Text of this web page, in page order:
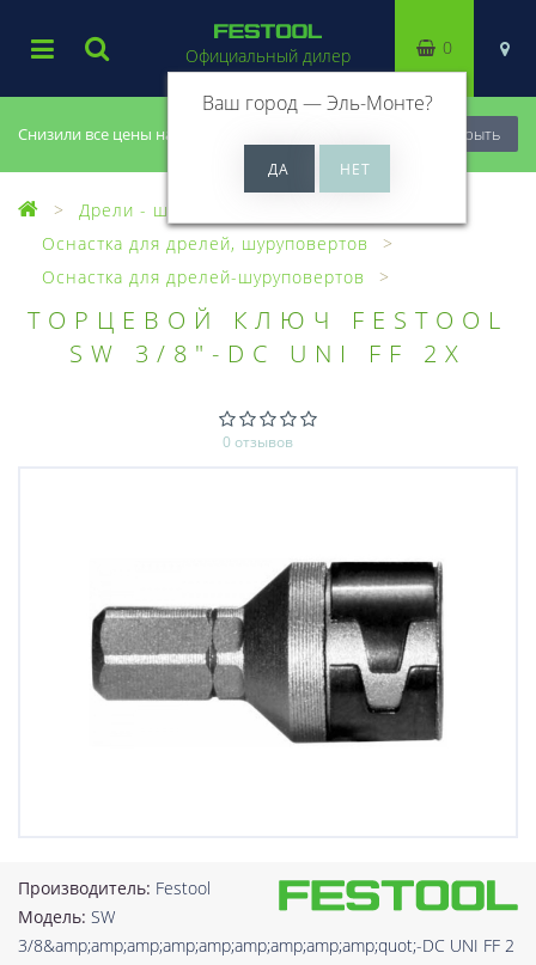
Снизили все цены на 20%, успей купить! Закрыть
Официальный дилер
Ваш город —Эль-Монте?
0
Дрели - шуруповерты
Оснастка для дрелей, шуруповертов
Оснастка для дрелей-шуруповертов
ТОРЦЕВОЙ КЛЮЧ FESTOOL
SW 3/8"-DC UNI FF 2X
0 отзывов
Производитель: Festool
Модель: SW
3/8&amp;amp;amp;amp;amp;amp;amp;amp;amp;quot;-DC UNI FF 2